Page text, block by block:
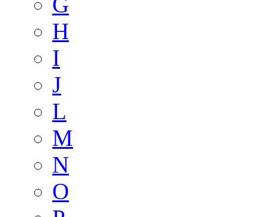
H
I
J
L
M
N
O